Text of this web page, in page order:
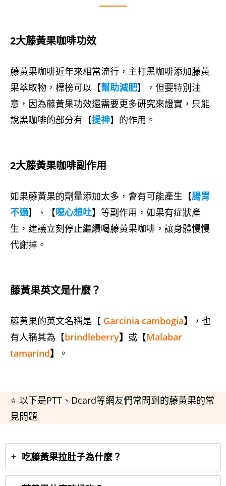
2大藤黃果咖啡功效
藤黃果咖啡近年來相當流行，主打黑咖啡添加藤黃
果萃取物，標榜可以【幫助減肥】，但要特別注
意，因為藤黃果功效還需要更多研究來證實，只能
說黑咖啡的部分有【提神】的作用。
2大藤黃果咖啡副作用
如果藤黃果的劑量添加太多，會有可能產生【腸胃
不適】、【噁心想吐】等副作用，如果有症狀產
生，建議立刻停止繼續喝藤黃果咖啡，讓身體慢慢
代謝掉。
藤黃果英文是什麼？
藤黄果的英文名稱是【 Garcinia cambogia】
，也
有人稱其為【brindleberry】 或【Malabar
tamarind】 。
⭐ 以下是PTT、Dcard等網友們常問到的藤黃果的常
見問題
吃藤黃果拉肚子為什麼？